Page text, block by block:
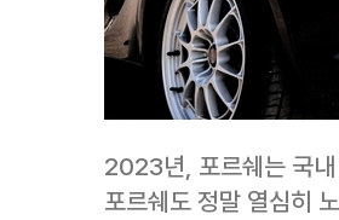
2023년, 포르쉐는 국내
포르쉐도 정말 열심히